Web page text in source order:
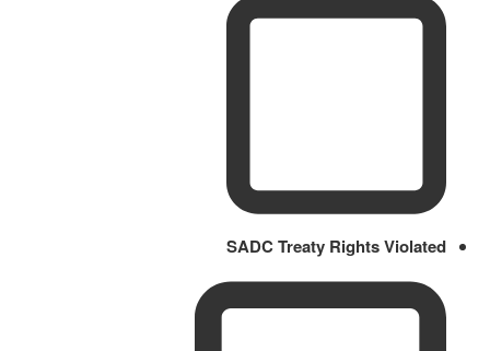
SADC Treaty Rights Violated